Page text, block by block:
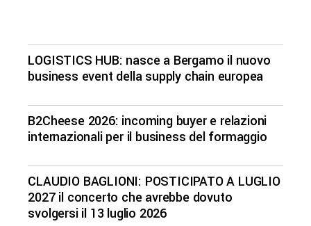
LOGISTICS HUB: nasce a Bergamo il nuovo
business event della supply chain europea
B2Cheese 2026: incoming buyer e relazioni
internazionali per il business del formaggio
CLAUDIO BAGLIONI: POSTICIPATO A LUGLIO
2027 il concerto che avrebbe dovuto
svolgersi il 13 luglio 2026